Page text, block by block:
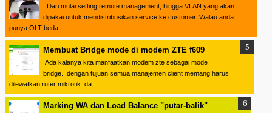
Dari mulai setting remote management, hingga VLAN yang akan
dipakai untuk mendistribusikan service ke customer. Walau anda
punya OLT beda ...
Membuat Bridge mode di modem ZTE f609
Ada kalanya kita manfaatkan modem zte sebagai mode
bridge...dengan tujuan semua manajemen client memang harus
dilewatkan ruter mikrotik..da...
Marking WA dan Load Balance "putar-balik"